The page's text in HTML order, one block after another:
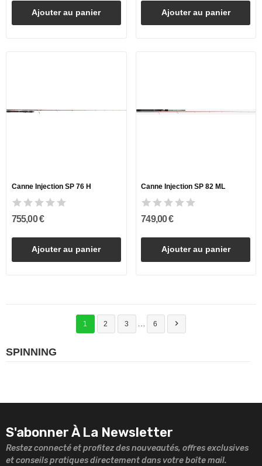
SPINNING
Ajouter au panier Ajouter au panier
Canne Injection SP 76 H
755,00 €
Ajouter au panier
Canne Injection SP 82 ML
749,00 €
Ajouter au panier
1 2 3 … 6 
S'abonner À La Newsletter
Restez connecté et profitez des nouveautés, offres exclusives
et conseils pratiques directement dans votre boîte mail.